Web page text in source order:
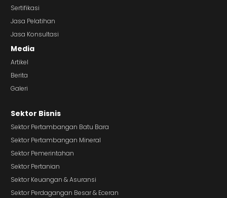
Sertifikasi
Jasa Pelatihan
Jasa Konsultasi
Media
Artikel
Berita
Galeri
Sektor Bisnis
Sektor Pertambangan Batu Bara
Sektor Pertambangan Mineral
Sektor Pemerintahan
Sektor Pertanian
Sektor Keuangan & Asuransi
Sektor Perdagangan Besar & Eceran